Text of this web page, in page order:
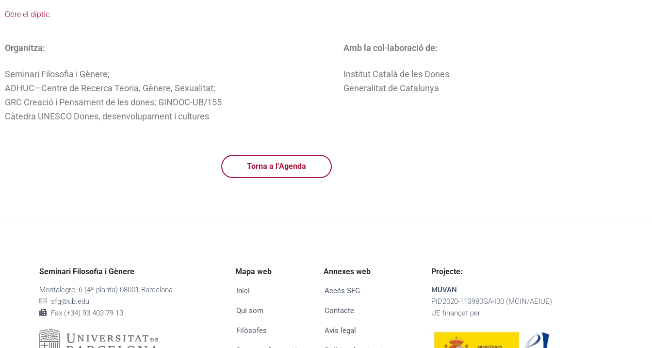
Obre el díptic.
Organitza:
Seminari Filosofia i Gènere;
ADHUC—Centre de Recerca Teoria, Gènere, Sexualitat;
GRC Creació i Pensament de les dones; GINDOC-UB/155
Càtedra UNESCO Dones, desenvolupament i cultures
Amb la col·laboració de:
Institut Català de les Dones
Generalitat de Catalunya
Torna a l’Agenda
Seminari Filosofia i Gènere
Montalegre, 6 (4ª planta) 08001 Barcelona
sfg@ub.edu
Fax (+34) 93 403 79 13
Mapa web
Inici
Qui som
Filòsofes
Annexes web
Accés SFG
Contacte
Avís legal
Projecte:
MUVAN
PID2020-113980GA-I00 (MCIN/AEIUE)
UE finançat per